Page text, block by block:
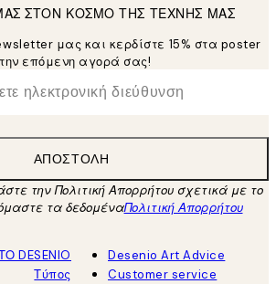
ΣΤΟΝ ΚΟΣΜΟ ΤΗΣ ΤΕΧΝΗΣ ΜΑΣ
μας και κερδίστε 15% στα poster
επόμενη αγορά σας!
ΑΠΟΣΤΟΛΉ
την Πολιτική Απορρήτου σχετικά με το
τα δεδομέναΠολιτική Απορρήτου
DESENIO
Τύπος
Desenio Art Advice
Customer service